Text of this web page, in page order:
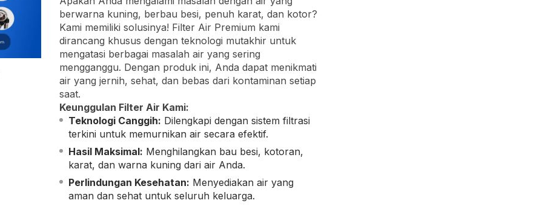
berwarna kuning, berbau besi, penuh karat, dan kotor?
Kami memiliki solusinya! Filter Air Premium kami
dirancang khusus dengan teknologi mutakhir untuk
mengatasi berbagai masalah air yang sering
mengganggu. Dengan produk ini, Anda dapat menikmati
air yang jernih, sehat, dan bebas dari kontaminan setiap
saat.
Keunggulan Filter Air Kami:
Teknologi Canggih: Dilengkapi dengan sistem filtrasi
terkini untuk memurnikan air secara efektif.
Hasil Maksimal: Menghilangkan bau besi, kotoran,
karat, dan warna kuning dari air Anda.
Perlindungan Kesehatan: Menyediakan air yang
aman dan sehat untuk seluruh keluarga.